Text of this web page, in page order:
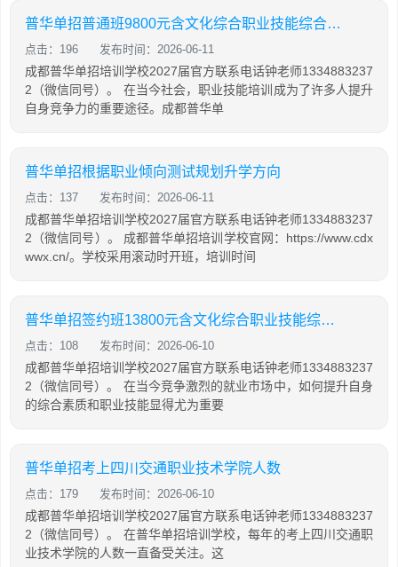
普华单招普通班9800元含文化综合职业技能综合培训
点击：196 发布时间：2026-06-11
成都普华单招培训学校2027届官方联系电话钟老师1334883237
2（微信同号）。 在当今社会，职业技能培训成为了许多人提升
自身竞争力的重要途径。成都普华单
普华单招根据职业倾向测试规划升学方向
点击：137 发布时间：2026-06-11
成都普华单招培训学校2027届官方联系电话钟老师1334883237
2（微信同号）。 成都普华单招培训学校官网：https://www.cdx
wwx.cn/。学校采用滚动时开班，培训时间
普华单招签约班13800元含文化综合职业技能综合培训
点击：108 发布时间：2026-06-10
成都普华单招培训学校2027届官方联系电话钟老师1334883237
2（微信同号）。 在当今竞争激烈的就业市场中，如何提升自身
的综合素质和职业技能显得尤为重要
普华单招考上四川交通职业技术学院人数
点击：179 发布时间：2026-06-10
成都普华单招培训学校2027届官方联系电话钟老师1334883237
2（微信同号）。 在普华单招培训学校，每年的考上四川交通职
业技术学院的人数一直备受关注。这